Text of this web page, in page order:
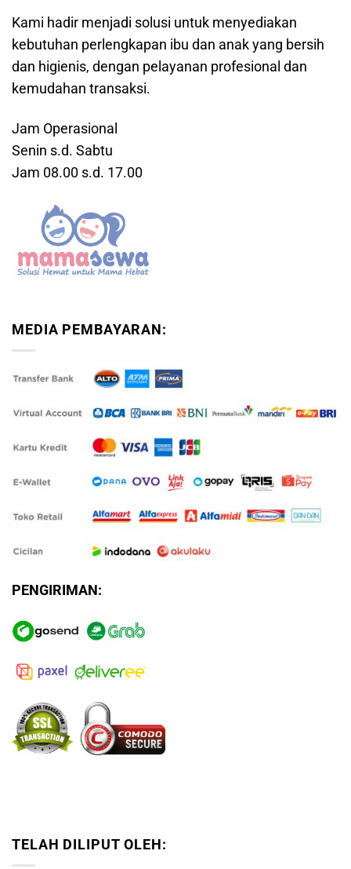
Kami hadir menjadi solusi untuk menyediakan
kebutuhan perlengkapan ibu dan anak yang bersih
dan higienis, dengan pelayanan profesional dan
kemudahan transaksi.
Jam Operasional
Senin s.d. Sabtu
Jam 08.00 s.d. 17.00
MEDIA PEMBAYARAN:
PENGIRIMAN:
TELAH DILIPUT OLEH: